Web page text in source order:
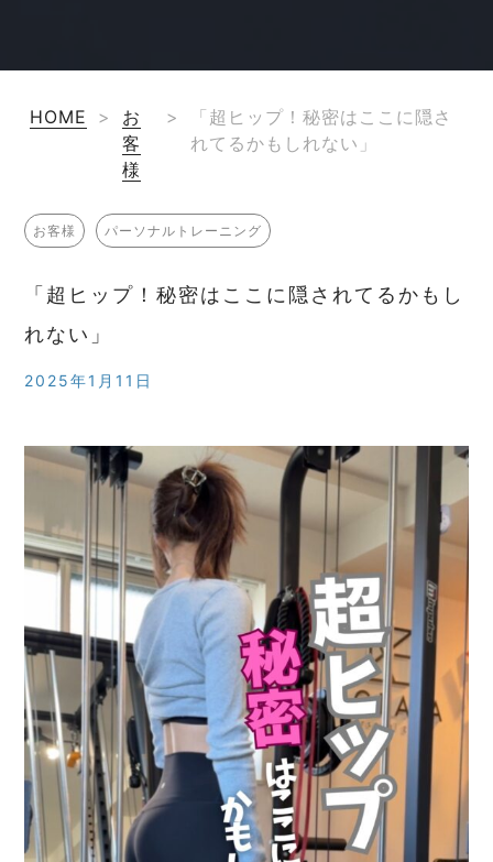
HOME >
お
客
様
>
「超ヒップ！秘密はここに隠さ
れてるかもしれない」
お客様 パーソナルトレーニング
「超ヒップ！秘密はここに隠されてるかもし
れない」
2025年1月11日